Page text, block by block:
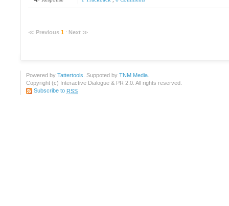
≪ Previous 1 : Next ≫
Powered by Tattertools . Suppoted by TNM Media
Copyright (c) Interactive Dialogue & PR 2.0. All rights reserved.
Subscribe to RSS